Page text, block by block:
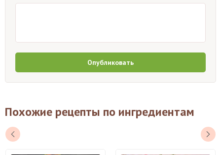
Опубликовать
Похожие рецепты по ингредиентам